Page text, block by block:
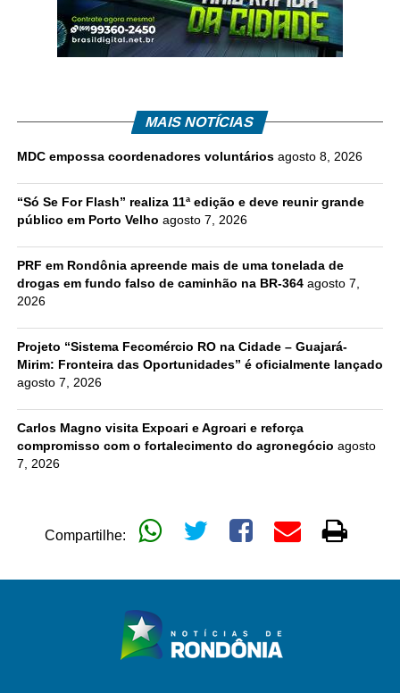
MAIS NOTÍCIAS
MDC empossa coordenadores voluntários agosto 8, 2026
“Só Se For Flash” realiza 11ª edição e deve reunir grande
público em Porto Velho agosto 7, 2026
PRF em Rondônia apreende mais de uma tonelada de
drogas em fundo falso de caminhão na BR-364 agosto 7,
2026
Projeto “Sistema Fecomércio RO na Cidade – Guajará-
Mirim: Fronteira das Oportunidades” é oficialmente lançado
agosto 7, 2026
Carlos Magno visita Expoari e Agroari e reforça
compromisso com o fortalecimento do agronegócio agosto
7, 2026
Compartilhe: